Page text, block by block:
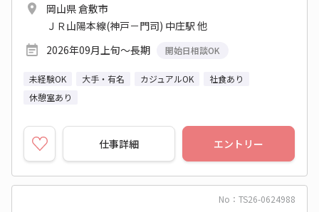
岡山県 倉敷市
ＪＲ山陽本線(神戸－門司) 中庄駅 他
2026年09月上旬～長期
開始日相談OK
未経験OK 大手・有名 カジュアルOK
社食あり
休憩室あり
仕事詳細 エントリー
No：TS26-0624988